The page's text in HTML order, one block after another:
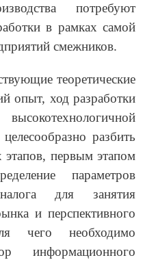
потребуют
в рамках самой
смежников.
теоретические
опыт, ход разработки
разбить
этапов, первым этапом
параметров
для занятия
и перспективного
чего необходимо
информационного